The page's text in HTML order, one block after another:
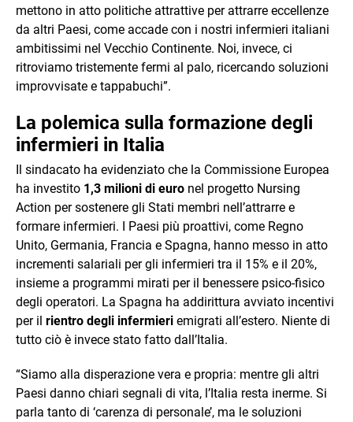
mettono in atto politiche attrattive per attrarre eccellenze
da altri Paesi, come accade con i nostri infermieri italiani
ambitissimi nel Vecchio Continente. Noi, invece, ci
ritroviamo tristemente fermi al palo, ricercando soluzioni
improvvisate e tappabuchi”.
La polemica sulla formazione degli
infermieri in Italia
Il sindacato ha evidenziato che la Commissione Europea
ha investito 1,3 milioni di euro nel progetto Nursing
Action per sostenere gli Stati membri nell’attrarre e
formare infermieri. I Paesi più proattivi, come Regno
Unito, Germania, Francia e Spagna, hanno messo in atto
incrementi salariali per gli infermieri tra il 15% e il 20%,
insieme a programmi mirati per il benessere psico-fisico
degli operatori. La Spagna ha addirittura avviato incentivi
per il rientro degli infermieri emigrati all’estero. Niente di
tutto ciò è invece stato fatto dall’Italia.
“Siamo alla disperazione vera e propria: mentre gli altri
Paesi danno chiari segnali di vita, l’Italia resta inerme. Si
parla tanto di ‘carenza di personale’, ma le soluzioni